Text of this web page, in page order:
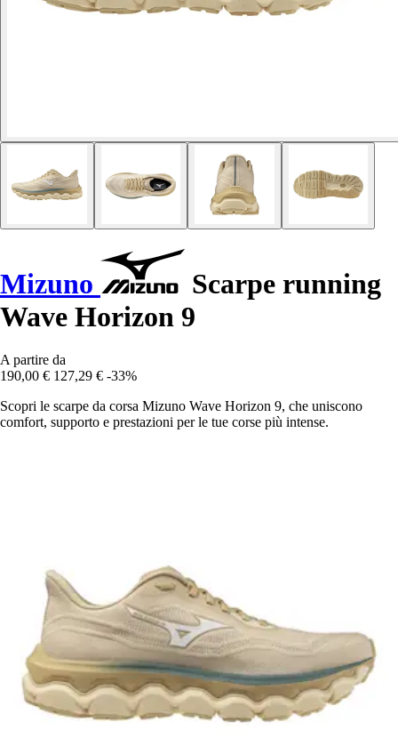
Mizuno
Scarpe running
Wave Horizon 9
A partire da
190,00 € 127,29 € -33%
Scopri le scarpe da corsa Mizuno Wave Horizon 9, che uniscono
comfort, supporto e prestazioni per le tue corse più intense.